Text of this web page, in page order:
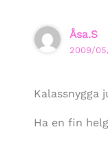
Åsa.S
2009/
Kalassnygga
Ha en fin